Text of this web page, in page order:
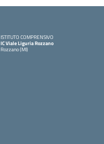
ISTITUTO COMPRENSIVO
IC Viale Liguria Rozzano
Rozzano (MI)